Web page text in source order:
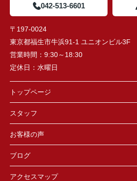
042-513-6601
〒197-0024
東京都福生市牛浜91-1 ユニオンビル3F
営業時間： 9:30～18:30
定休日： 水曜日
トップページ
スタッフ
お客様の声
ブログ
アクセスマップ